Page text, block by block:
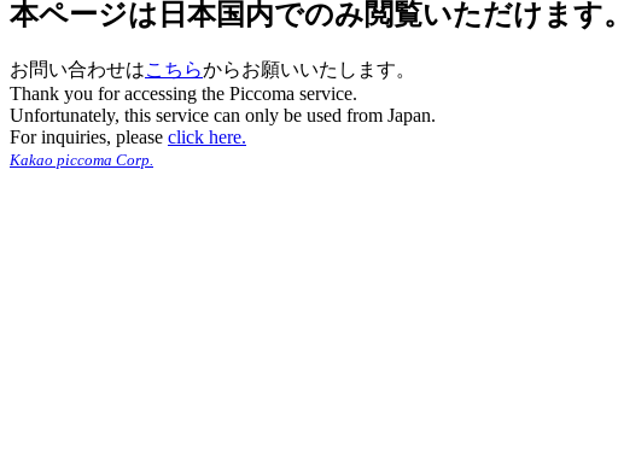
本ページは日本国内でのみ閲覧いただけます。
お問い合わせはこちらからお願いいたします。
Thank you for accessing the Piccoma service.
Unfortunately, this service can only be used from Japan.
For inquiries, please click here.
Kakao piccoma Corp.